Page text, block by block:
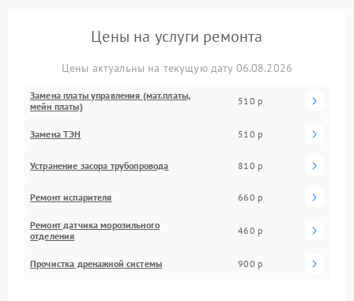
Цены на услуги ремонта
Цены актуальны на текущую дату 06.08.2026
Замена платы управления (мат.платы,
мейн платы)
510 р
Замена ТЭН 510 р
Устранение засора трубопровода 810 р
Ремонт испарителя 660 р
Ремонт датчика морозильного
отделения
460 р
Прочистка дренажной системы 900 р